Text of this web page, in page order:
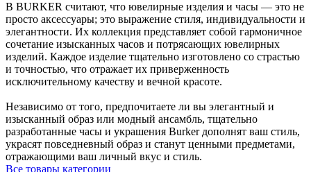
В BURKER считают, что ювелирные изделия и часы — это не
просто аксессуары; это выражение стиля, индивидуальности и
элегантности. Их коллекция представляет собой гармоничное
сочетание изысканных часов и потрясающих ювелирных
изделий. Каждое изделие тщательно изготовлено со страстью
и точностью, что отражает их приверженность
исключительному качеству и вечной красоте.
Независимо от того, предпочитаете ли вы элегантный и
изысканный образ или модный ансамбль, тщательно
разработанные часы и украшения Burker дополнят ваш стиль,
украсят повседневный образ и станут ценными предметами,
отражающими ваш личный вкус и стиль.
Все товары категории